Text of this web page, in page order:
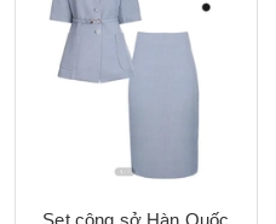
Set công sở Hàn Quốc